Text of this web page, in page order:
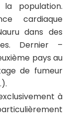
population.
cardiaque
dans des
Dernier –
pays au
de fumeur
à